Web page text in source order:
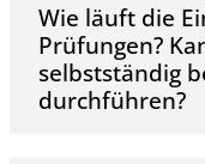
Wie läuft die
Prüfungen?
selbstständig
durchführen?